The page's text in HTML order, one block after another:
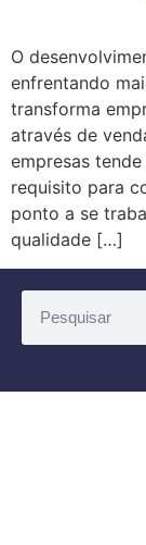
O
enfrentando
transforma
através de
empresas
requisito para
ponto a se
qualidade […]